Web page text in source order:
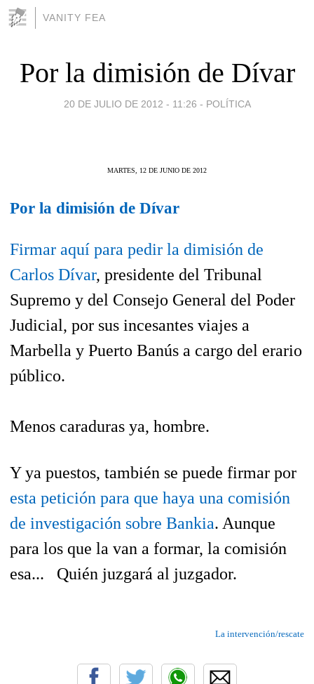
VANITY FEA
Por la dimisión de Dívar
20 DE JULIO DE 2012 - 11:26 - POLÍTICA
MARTES, 12 DE JUNIO DE 2012
Por la dimisión de Dívar
Firmar aquí para pedir la dimisión de
Carlos Dívar, presidente del Tribunal
Supremo y del Consejo General del Poder
Judicial, por sus incesantes viajes a
Marbella y Puerto Banús a cargo del erario
público.
Menos caraduras ya, hombre.
Y ya puestos, también se puede firmar por
esta petición para que haya una comisión
de investigación sobre Bankia. Aunque
para los que la van a formar, la comisión
esa... Quién juzgará al juzgador.
La intervención/rescate